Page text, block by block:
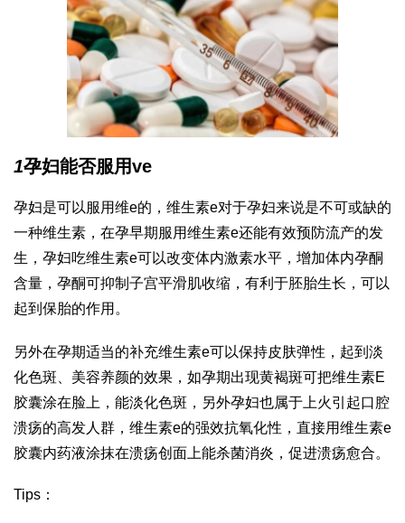
1孕妇能否服用ve
孕妇是可以服用维e的，维生素e对于孕妇来说是不可或缺的
一种维生素，在孕早期服用维生素e还能有效预防流产的发
生，孕妇吃维生素e可以改变体内激素水平，增加体内孕酮
含量，孕酮可抑制子宫平滑肌收缩，有利于胚胎生长，可以
起到保胎的作用。
另外在孕期适当的补充维生素e可以保持皮肤弹性，起到淡
化色斑、美容养颜的效果，如孕期出现黄褐斑可把维生素E
胶囊涂在脸上，能淡化色斑，另外孕妇也属于上火引起口腔
溃疡的高发人群，维生素e的强效抗氧化性，直接用维生素e
胶囊内药液涂抹在溃疡创面上能杀菌消炎，促进溃疡愈合。
Tips：